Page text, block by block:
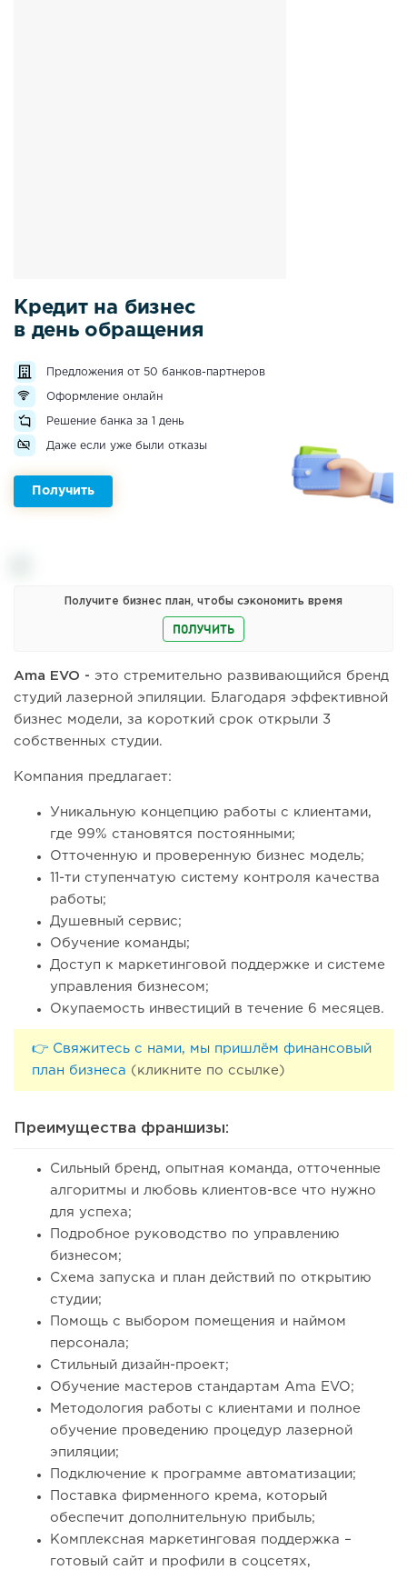
Кредит на бизнес
в день обращения
Предложения от 50 банков-партнеров
Оформление онлайн
Решение банка за 1 день
Даже если уже были отказы
Получить
Получите бизнес план, чтобы сэкономить время
ПОЛУЧИТЬ
Ama EVO - это стремительно развивающийся бренд
студий лазерной эпиляции. Благодаря эффективной
бизнес модели, за короткий срок открыли 3
собственных студии.
Компания предлагает:
Уникальную концепцию работы с клиентами,
где 99% становятся постоянными;
Отточенную и проверенную бизнес модель;
11-ти ступенчатую систему контроля качества
работы;
Душевный сервис;
Обучение команды;
Доступ к маркетинговой поддержке и системе
управления бизнесом;
Окупаемость инвестиций в течение 6 месяцев.
👉 Свяжитесь с нами, мы пришлём финансовый
план бизнеса (кликните по ссылке)
Преимущества франшизы:
Сильный бренд, опытная команда, отточенные
алгоритмы и любовь клиентов-все что нужно
для успеха;
Подробное руководство по управлению
бизнесом;
Схема запуска и план действий по открытию
студии;
Помощь с выбором помещения и наймом
персонала;
Стильный дизайн-проект;
Обучение мастеров стандартам Ama EVO;
Методология работы с клиентами и полное
обучение проведению процедур лазерной
эпиляции;
Подключение к программе автоматизации;
Поставка фирменного крема, который
обеспечит дополнительную прибыль;
Комплексная маркетинговая поддержка –
готовый сайт и профили в соцсетях,